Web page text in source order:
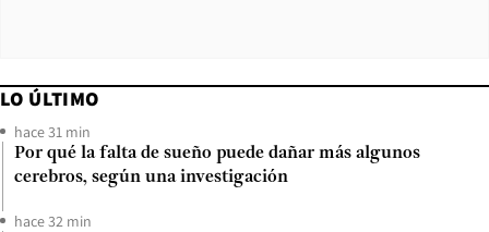
LO ÚLTIMO
hace 31 min
Por qué la falta de sueño puede dañar más algunos
cerebros, según una investigación
hace 32 min